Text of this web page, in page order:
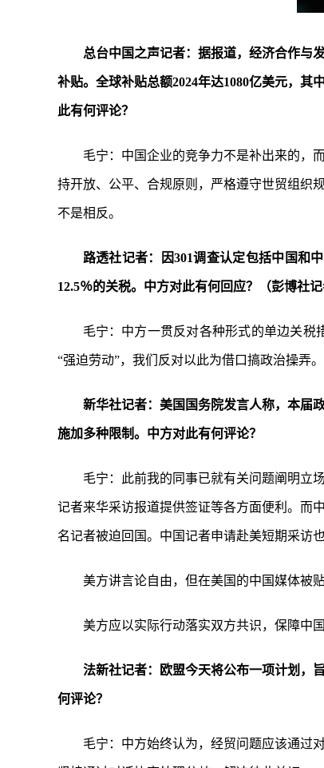
总台中国之声记者：据报道，经济合作与
补贴。全球补贴总额2024年达1080亿美元，
此有何评论？
毛宁：中国企业的竞争力不是补出来的，
持开放、公平、合规原则，严格遵守世贸组织
不是相反。
路透社记者：因301调查认定包括中国和
12.5％的关税。中方对此有何回应？（彭博社记
毛宁：中方一贯反对各种形式的单边关
“强迫劳动”，我们反对以此为借口搞政治操弄。
新华社记者：美国国务院发言人称，本届
施加多种限制。中方对此有何评论？
毛宁：此前我的同事已就有关问题阐明立
记者来华采访报道提供签证等各方面便利。而
名记者被迫回国。中国记者申请赴美短期采访
美方讲言论自由，但在美国的中国媒体被
美方应以实际行动落实双方共识，保障中
法新社记者：欧盟今天将公布一项计划，
何评论？
毛宁：中方始终认为，经贸问题应该通过